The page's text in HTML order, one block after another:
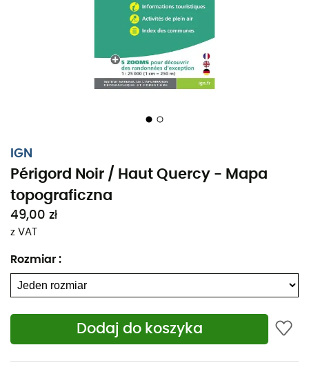
IGN
Périgord Noir / Haut Quercy - Mapa
topograficzna
49,00 zł
z VAT
Rozmiar :
Dodaj do koszyka
Bez względu na to, czy planujesz krótki spacer, czy długą